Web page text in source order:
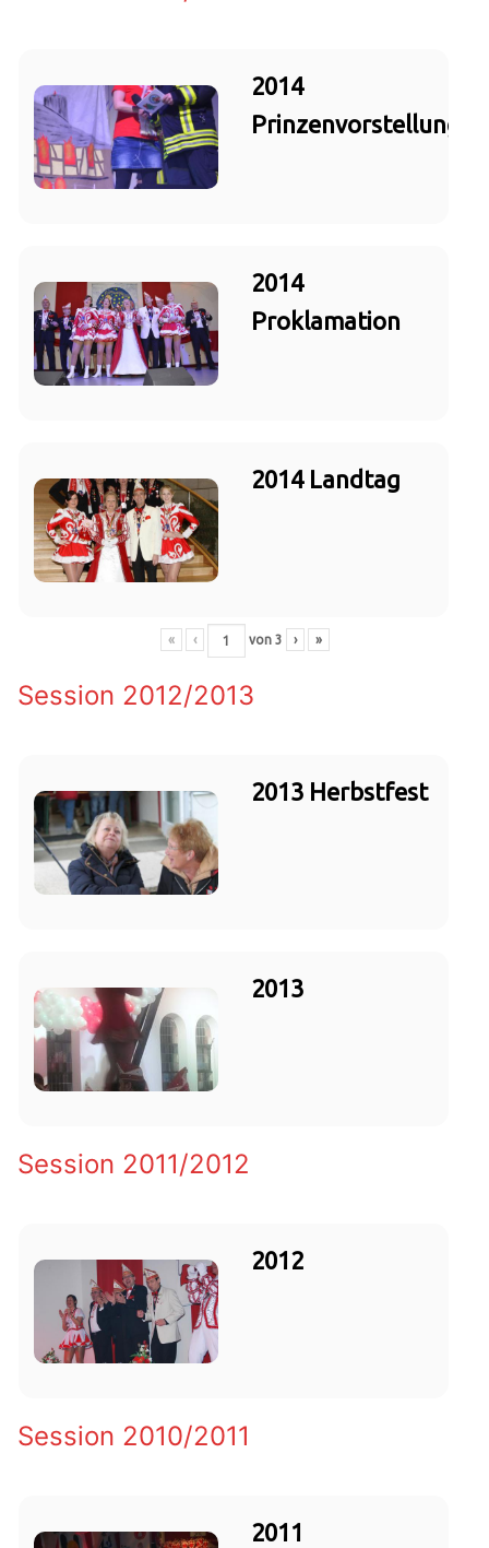
2014
Prinzenvorstellung
2014
Proklamation
2014 Landtag
« ‹ von 3 › »
Session 2012/2013
2013 Herbstfest
2013
Session 2011/2012
2012
Session 2010/2011
2011